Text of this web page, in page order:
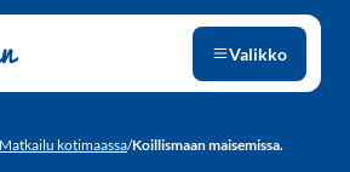
Valikko
Matkailu kotimaassa/Koillismaan maisemissa.